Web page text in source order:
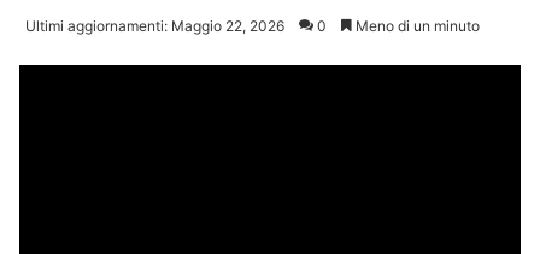
Ultimi aggiornamenti: Maggio 22, 2026 0 Meno di un minuto